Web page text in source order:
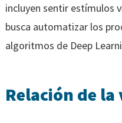
incluyen sentir estímulos
busca automatizar los
algoritmos de Deep
Relación de